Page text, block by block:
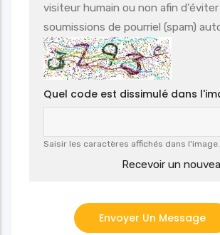
visiteur humain ou non afin d'éviter
soumissions de pourriel (spam)
Quel code est dissimulé dans
Saisir les caractères affichés dans l'image.
Recevoir un